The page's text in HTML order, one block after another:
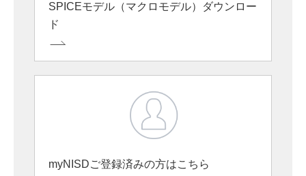
SPICEモデル（マクロモデル）ダウンロー
ド
myNISDご登録済みの方はこちら